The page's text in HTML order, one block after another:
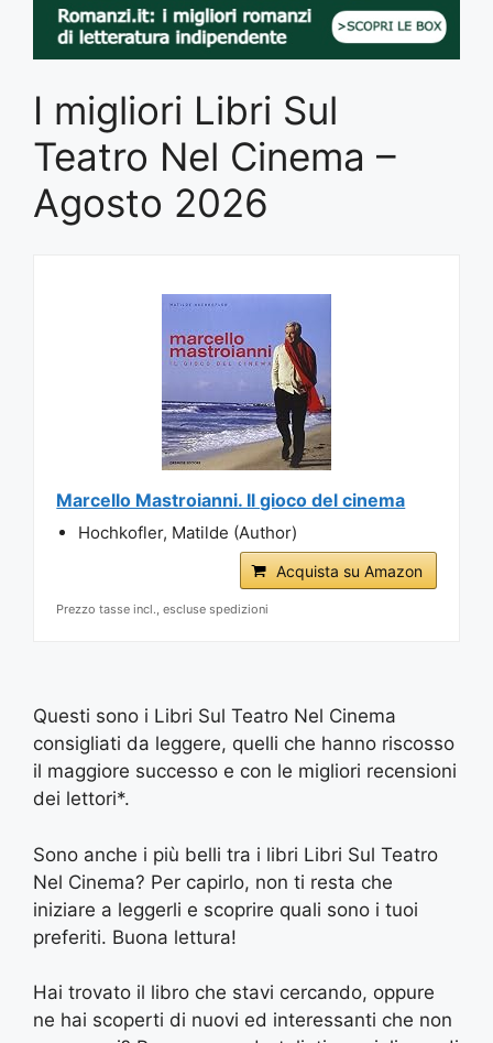
I migliori Libri Sul
Teatro Nel Cinema –
Agosto 2026
Marcello Mastroianni. Il gioco del cinema
Hochkofler, Matilde (Author)
Acquista su Amazon
Prezzo tasse incl., escluse spedizioni
Questi sono i Libri Sul Teatro Nel Cinema
consigliati da leggere, quelli che hanno riscosso
il maggiore successo e con le migliori recensioni
dei lettori*.
Sono anche i più belli tra i libri Libri Sul Teatro
Nel Cinema? Per capirlo, non ti resta che
iniziare a leggerli e scoprire quali sono i tuoi
preferiti. Buona lettura!
Hai trovato il libro che stavi cercando, oppure
ne hai scoperti di nuovi ed interessanti che non